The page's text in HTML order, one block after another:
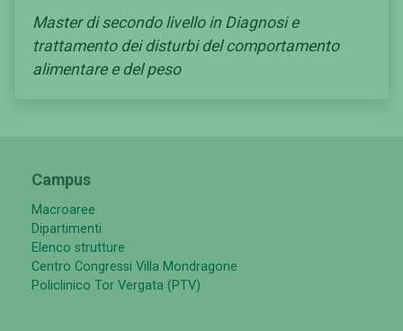
Master di secondo livello in Diagnosi e
trattamento dei disturbi del comportamento
alimentare e del peso
Campus
Macroaree
Dipartimenti
Elenco strutture
Centro Congressi Villa Mondragone
Policlinico Tor Vergata (PTV)